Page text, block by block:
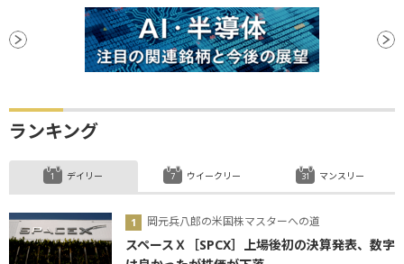
ランキング
デイリー
岡元兵八郎の米国株マスターへの道
スペースＸ［SPCX］上場後初の決算発表、数字
ウイークリー マンスリー